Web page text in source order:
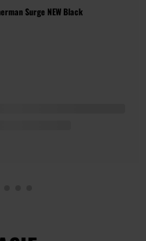
Surge NEW Black